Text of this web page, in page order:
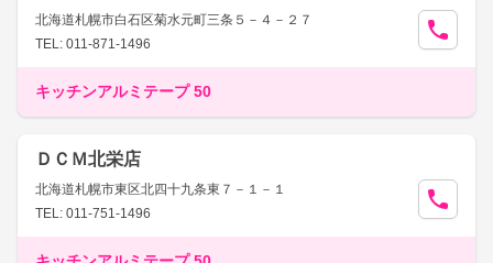
北海道札幌市白石区菊水元町三条５－４－２７
TEL: 011-871-1496
キッチンアルミテープ 50
ＤＣＭ北栄店
北海道札幌市東区北四十九条東７－１－１
TEL: 011-751-1496